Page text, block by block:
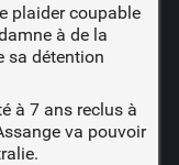
plaider coupable
à de la
sa détention
à 7 ans reclus à
va pouvoir